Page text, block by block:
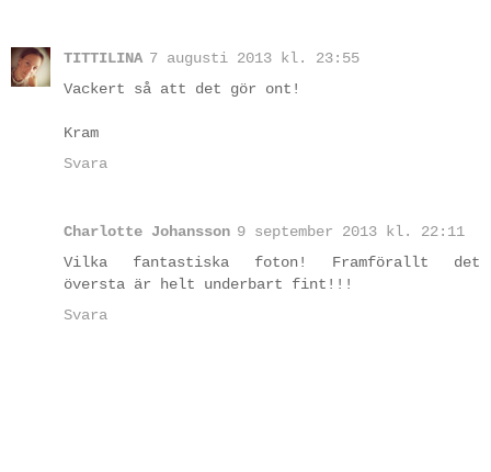
TITTILINA 7 augusti 2013 kl. 23:55
Vackert så att det gör ont!
Kram
Svara
Charlotte Johansson 9 september 2013 kl. 22:11
Vilka fantastiska foton! Framförallt det
översta är helt underbart fint!!!
Svara